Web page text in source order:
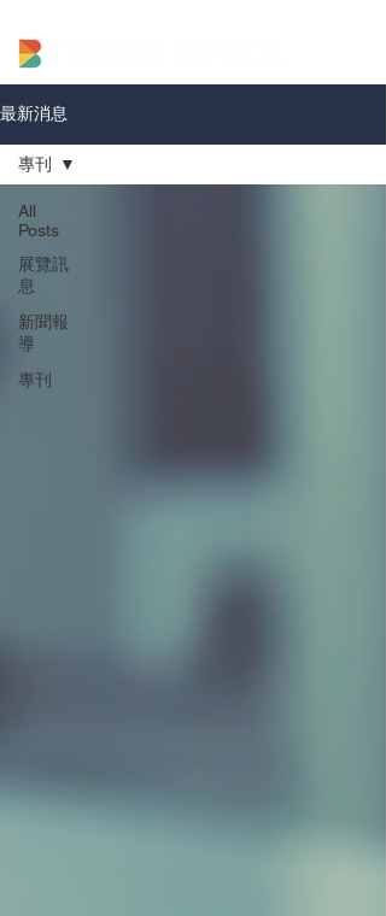
最新消息
All
Posts
展覽訊
息
新聞報
導
專刊
專刊